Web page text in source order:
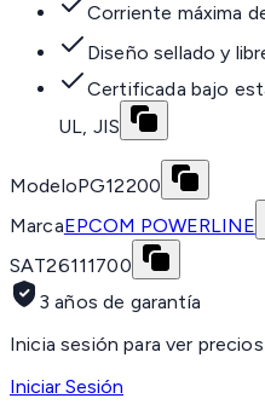
Corriente máxima
Diseño sellado y
Certificada bajo
UL, JIS
ModeloPG12200
MarcaEPCOM POWERLINE
SAT26111700
3 años de garantía
Inicia sesión para ver
Iniciar Sesión